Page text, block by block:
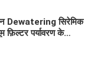
Dewatering सिरेमिक
फ़िल्टर पर्यावरण के